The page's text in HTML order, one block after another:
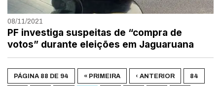
08/11/2021
PF investiga suspeitas de “compra de
votos” durante eleições em Jaguaruana
PÁGINA 88 DE 94 « PRIMEIRA ‹ ANTERIOR 84